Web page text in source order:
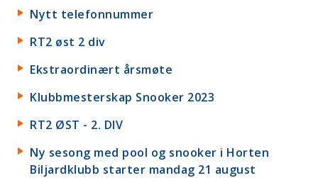
Nytt telefonnummer
RT2 øst 2 div
Ekstraordinært årsmøte
Klubbmesterskap Snooker 2023
RT2 ØST - 2. DIV
Ny sesong med pool og snooker i Horten
Biljardklubb starter mandag 21 august